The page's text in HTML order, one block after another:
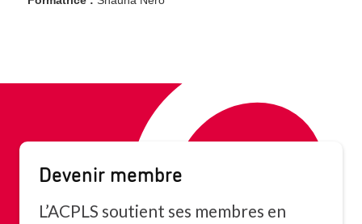
Devenir membre
L’ACPLS soutient ses membres en